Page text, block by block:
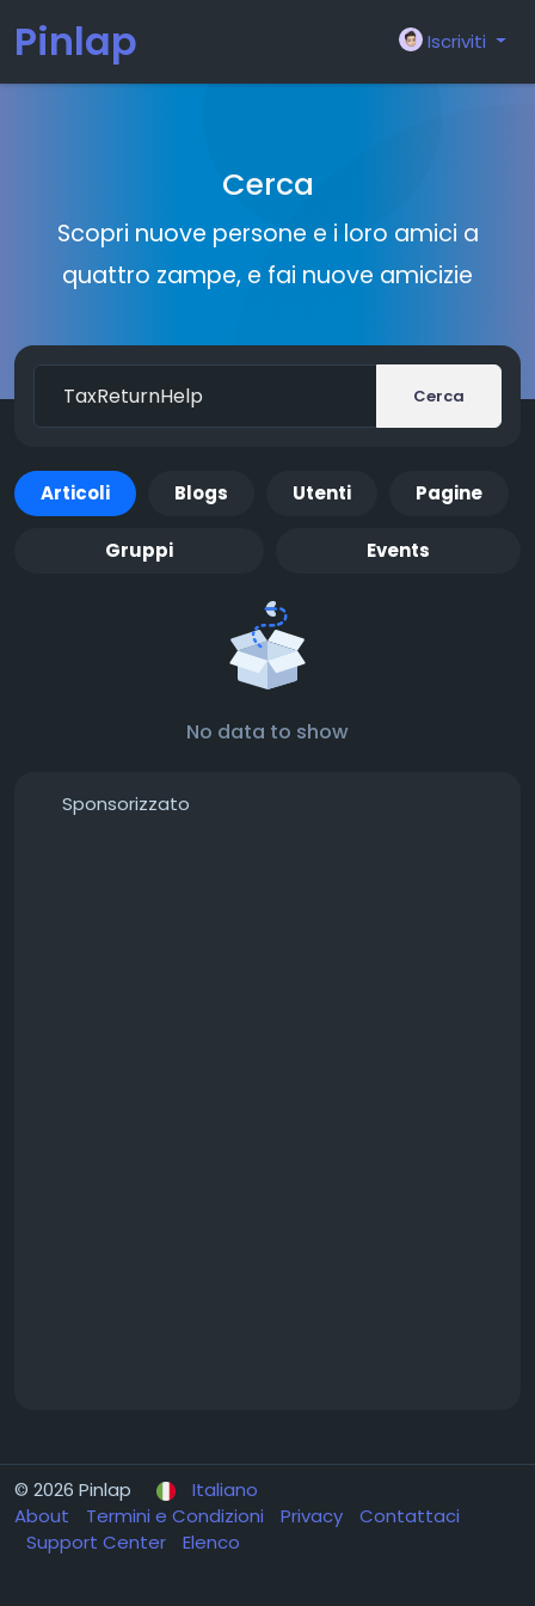
Pinlap Iscriviti
Cerca
Scopri nuove persone e i loro amici a
quattro zampe, e fai nuove amicizie
Cerca
Articoli Blogs Utenti Pagine
Gruppi Events
No data to show
Sponsorizzato
© 2026 Pinlap
Italiano
About
Termini e Condizioni Privacy
Contattaci
Support Center
Elenco